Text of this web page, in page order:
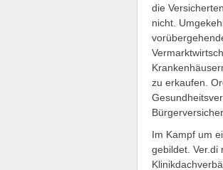
die
nicht.
zu erkaufen.
Im Kampf um
gebildet. Ver.di